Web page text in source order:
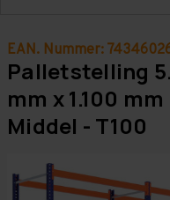
EAN. Nummer:
Palletstelling
mm x 1.100
Middel - T100